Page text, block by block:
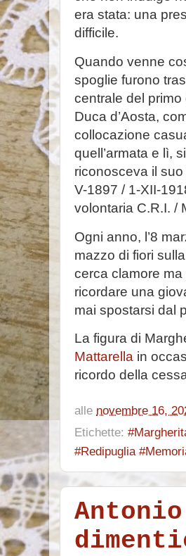
era stata: una
difficile.
Quando venne
spoglie furono
centrale del
Duca d’Aosta,
collocazione
quell’armata e lì,
riconosceva il
V-1897 / 1-XII-
volontaria C.R.I. /
Ogni anno, l’8
mazzo di fiori
cerca clamore
ricordare una
mai spostarsi dal
La figura di
Mattarella in
ricordo della
alle novembre 16,
Etichette:
#Redipuglia